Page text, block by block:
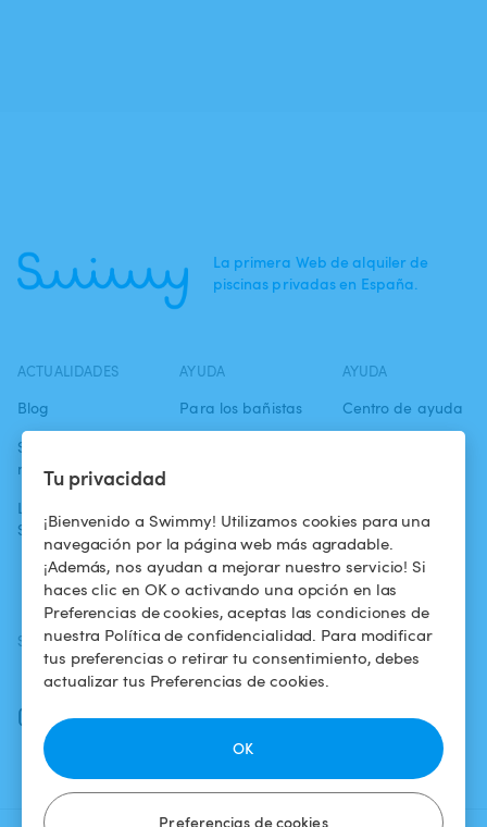
Tu privacidad
¡Bienvenido a Swimmy! Utilizamos cookies para una
navegación por la página web más agradable.
¡Además, nos ayudan a mejorar nuestro servicio! Si
haces clic en OK o activando una opción en las
Preferencias de cookies, aceptas las condiciones de
nuestra Política de confidencialidad. Para modificar
tus preferencias o retirar tu consentimiento, debes
actualizar tus Preferencias de cookies.
Preferencias de cookies
OK
La primera Web de alquiler de
piscinas privadas en España.
ACTUALIDADES
Blog
Swimmy en los
medios
La aventura
Swimmy
AYUDA
Para los bañistas
piscina
¿Cómo funciona?
AYUDA
Centro de ayuda
confidencialidad
Aviso legal
SÍGUENOS
Facebook
Instagram
DESCARGAR LA APP